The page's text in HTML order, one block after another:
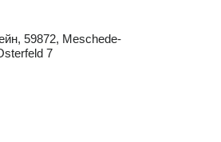
59872, Meschede-
7